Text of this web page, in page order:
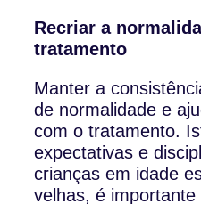
Recriar a
tratamento
Manter a
de normalidade e
com o tratamento.
expectativas e
crianças em idade
velhas, é